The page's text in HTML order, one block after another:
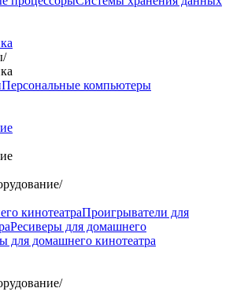
/
Персональные компьютеры
/
кинотеатраПроигрыватели для
Ресиверы для домашнего
для домашнего кинотеатра
/